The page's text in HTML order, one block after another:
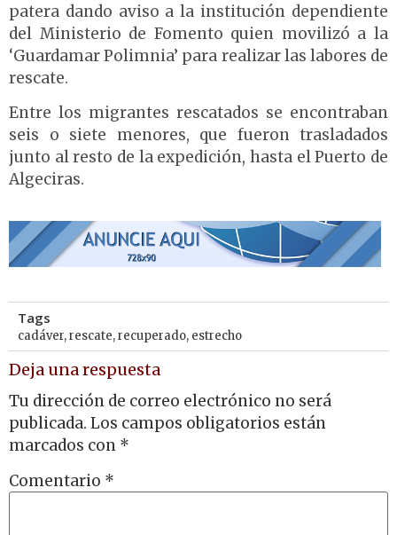
patera dando aviso a la institución dependiente
del Ministerio de Fomento quien movilizó a la
‘Guardamar Polimnia’ para realizar las labores de
rescate.
Entre los migrantes rescatados se encontraban
seis o siete menores, que fueron trasladados
junto al resto de la expedición, hasta el Puerto de
Algeciras.
Tags
cadáver,rescate,recuperado, estrecho
Deja una respuesta
Tu dirección de correo electrónico no será
publicada. Los campos obligatorios están
marcados con *
Comentario *